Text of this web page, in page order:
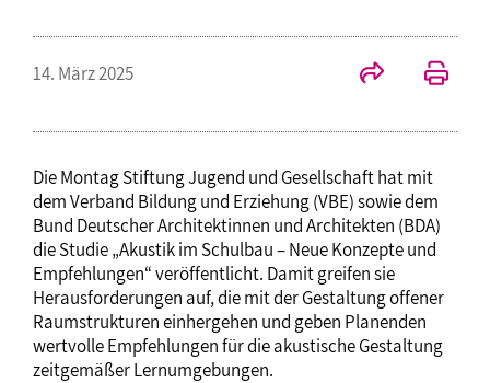
14. März 2025
Die Montag Stiftung Jugend und Gesellschaft hat mit
dem Verband Bildung und Erziehung (VBE) sowie dem
Bund Deutscher Architektinnen und Architekten (BDA)
die Studie „Akustik im Schulbau – Neue Konzepte und
Empfehlungen“ veröffentlicht. Damit greifen sie
Herausforderungen auf, die mit der Gestaltung offener
Raumstrukturen einhergehen und geben Planenden
wertvolle Empfehlungen für die akustische Gestaltung
zeitgemäßer Lernumgebungen.